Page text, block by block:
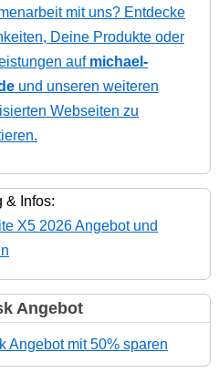
mit uns? Entdecke
Deine Produkte oder
auf michael-
und unseren weiteren
Webseiten zu
& Infos:
Angebot
Angebot mit 50% sparen